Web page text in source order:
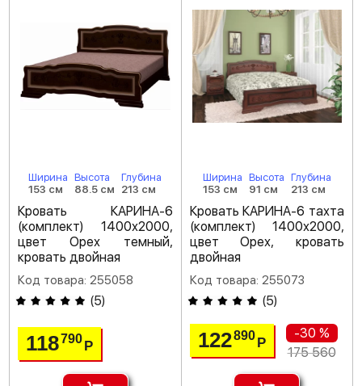
Ширина
153 см
Высота
88.5 см
Глубина
213 см
Кровать КАРИНА-6
(комплект) 1400х2000,
цвет Орех темный,
кровать двойная
Код товара: 255058
(5)
118790Р
Ширина
153 см
Высота
91 см
Глубина
213 см
Кровать КАРИНА-6 тахта
(комплект) 1400х2000,
цвет Орех, кровать
двойная
Код товара: 255073
(5)
122890 Р
-30 %
175 560